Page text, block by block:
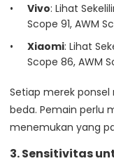
Vivo: Lihat
Scope 91, AWM
Xiaomi: Lihat
Scope 86, AWM
Setiap merek
beda. Pemain perlu
menemukan yang
3. Sensitivitas